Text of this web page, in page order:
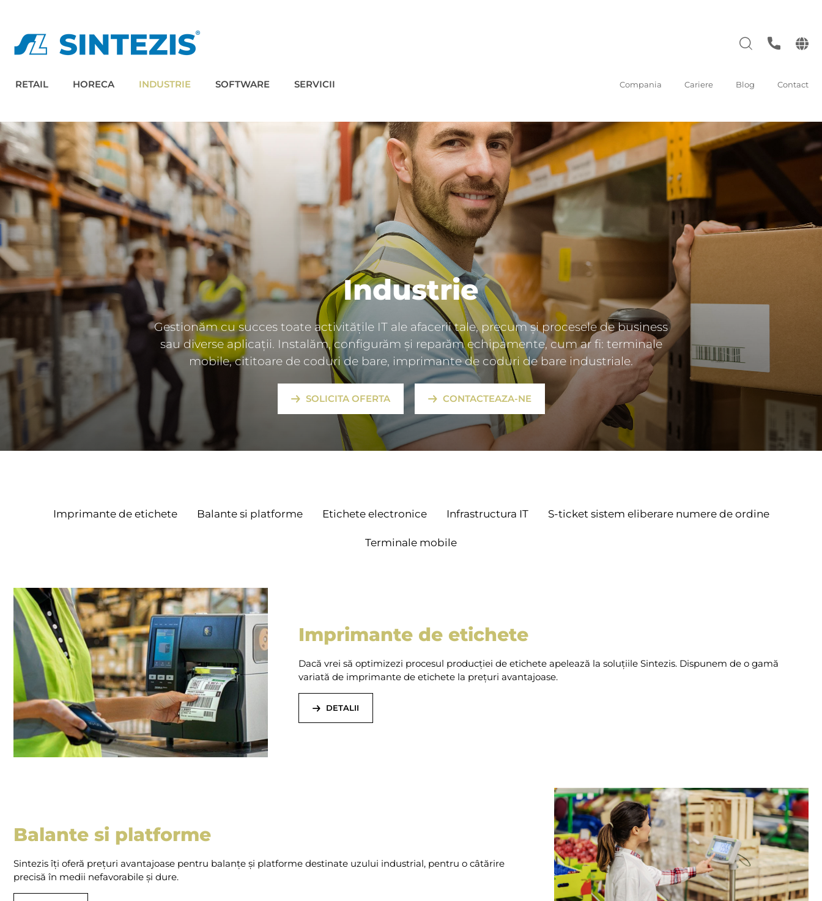
RETAIL HORECA INDUSTRIE SOFTWARE SERVICII Compania Cariere Blog Contact
Industrie
Gestionăm cu succes toate activitățile IT ale afacerii tale, precum și procesele de business
sau diverse aplicații. Instalăm, configurăm și reparăm echipamente, cum ar fi: terminale
mobile, cititoare de coduri de bare, imprimante de coduri de bare industriale.
SOLICITA OFERTA CONTACTEAZA-NE
Imprimante de etichete Balante si platforme Etichete electronice Infrastructura IT S-ticket sistem eliberare numere de ordine
Terminale mobile
Imprimante de etichete
Dacă vrei să optimizezi procesul producției de etichete apelează la soluțiile Sintezis. Dispunem de o gamă
variată de imprimante de etichete la prețuri avantajoase.
DETALII
Balante si platforme
Sintezis îți oferă prețuri avantajoase pentru balanțe și platforme destinate uzului industrial, pentru o câtărire
precisă în medii nefavorabile și dure.